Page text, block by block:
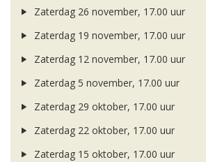
Zaterdag 26 november, 17.00 uur
Zaterdag 19 november, 17.00 uur
Zaterdag 12 november, 17.00 uur
Zaterdag 5 november, 17.00 uur
Zaterdag 29 oktober, 17.00 uur
Zaterdag 22 oktober, 17.00 uur
Zaterdag 15 oktober, 17.00 uur